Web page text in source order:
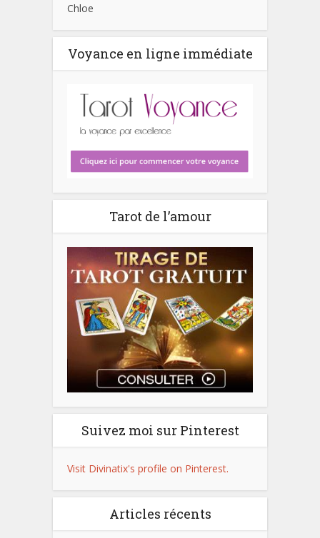
Chloe
Voyance en ligne immédiate
Tarot de l’amour
Suivez moi sur Pinterest
Visit Divinatix's profile on Pinterest.
Articles récents